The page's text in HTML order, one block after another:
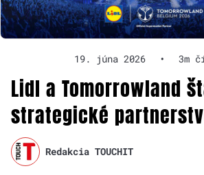
19. júna 2026 • 3m
Lidl a Tomorrowland
strategické
Redakcia TOUCHIT